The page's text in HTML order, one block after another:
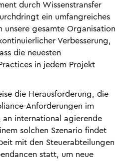
durch Wissenstransfer
ein umfangreiches
unsere gesamte Organisation
Verbesserung,
die neuesten
in jedem Projekt
die Herausforderung, die
Anforderungen im
an international agierende
solchen Szenario findet
mit den Steuerabteilungen
statt, um neue